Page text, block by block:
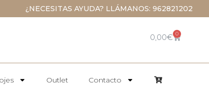
¿NECESITAS AYUDA? LLÁMANOS: 962821202
0,00€ 0
Outlet Contacto